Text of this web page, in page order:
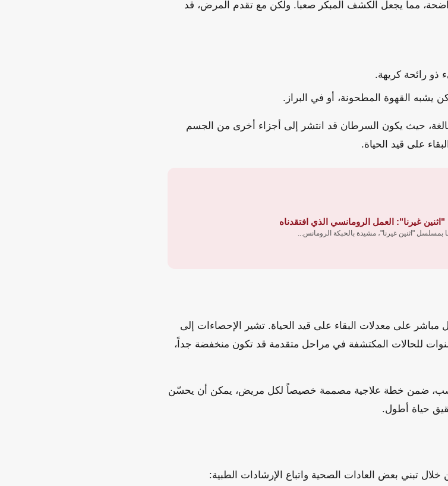
مما يجعل الكشف المبكر صعباً. ولكن مع تقدم المرض، قد
ذو رائحة كريهة.
يشبه القهوة المطحونة، أو في البراز.
حيث يكون السرطان قد انتشر إلى أجزاء أخرى من الجسم
على قيد الحياة.
غيرنا": العمل الرومانسي الذي افتقدناه
بمسلسل "اثنين غيرنا"، مشيدة بالحبكة الرومانس...
على معدلات البقاء على قيد الحياة. تشير الإحصاءات إلى
للحالات المكتشفة في مراحل متقدمة قد تكون منخفضة جداً،
ضمن خطة علاجية مصممة خصيصاً لكل مريض، يمكن أن يحسّن
حياة أطول.
تبني بعض العادات الصحية واتباع الإرشادات الطبية: